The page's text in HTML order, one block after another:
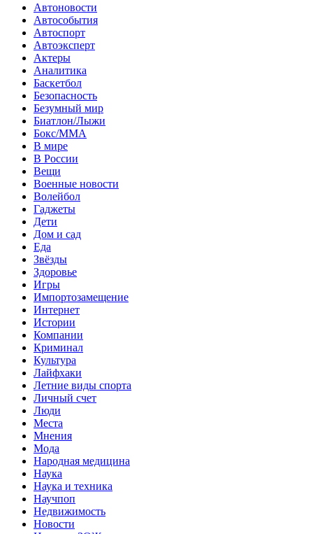
Автоновости
Автособытия
Автоспорт
Автоэксперт
Актеры
Аналитика
Баскетбол
Безопасность
Безумный мир
Биатлон/Лыжи
Бокс/MMA
В мире
В России
Вещи
Военные новости
Волейбол
Гаджеты
Дети
Дом и сад
Еда
Звёзды
Здоровье
Игры
Импортозамещение
Интернет
Истории
Компании
Криминал
Культура
Лайфхаки
Летние виды спорта
Личный счет
Люди
Места
Мнения
Мода
Народная медицина
Наука
Наука и техника
Научпоп
Недвижимость
Новости